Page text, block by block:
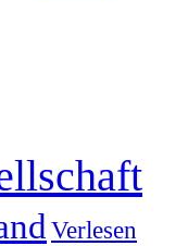
Verlesen